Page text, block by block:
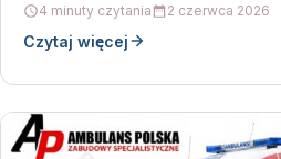
4 minuty czytania 2 czerwca 2026
Czytaj więcej